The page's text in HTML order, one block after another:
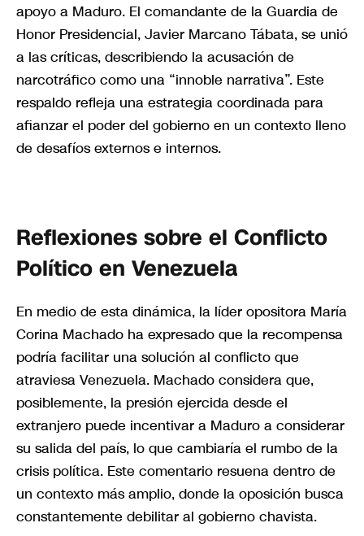
apoyo a Maduro. El comandante de la Guardia de
Honor Presidencial, Javier Marcano Tábata, se unió
a las críticas, describiendo la acusación de
narcotráfico como una “innoble narrativa”. Este
respaldo refleja una estrategia coordinada para
afianzar el poder del gobierno en un contexto lleno
de desafíos externos e internos.
Reflexiones sobre el Conflicto
Político en Venezuela
En medio de esta dinámica, la líder opositora María
Corina Machado ha expresado que la recompensa
podría facilitar una solución al conflicto que
atraviesa Venezuela. Machado considera que,
posiblemente, la presión ejercida desde el
extranjero puede incentivar a Maduro a considerar
su salida del país, lo que cambiaría el rumbo de la
crisis política. Este comentario resuena dentro de
un contexto más amplio, donde la oposición busca
constantemente debilitar al gobierno chavista.